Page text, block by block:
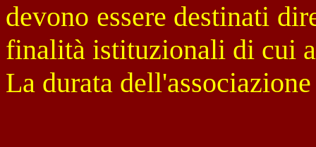
devono essere destinati
finalità istituzionali di cui
La durata